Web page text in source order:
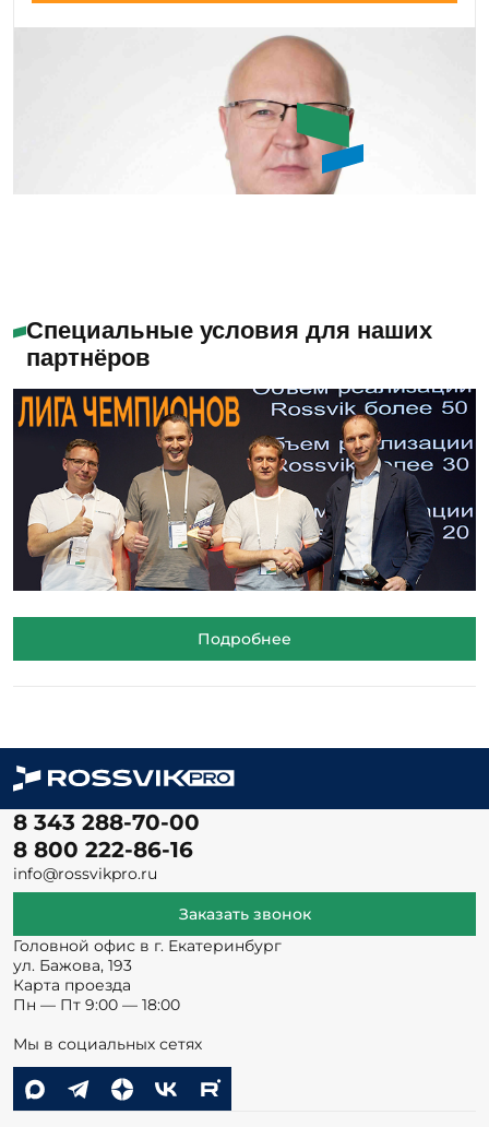
Специальные условия для наших
партнёров
Подробнее
8 343 288-70-00
8 800 222-86-16
info@rossvikpro.ru
Заказать звонок
Головной офис в г. Екатеринбург
ул. Бажова, 193
Карта проезда
Пн — Пт 9:00 — 18:00
Мы в социальных сетях